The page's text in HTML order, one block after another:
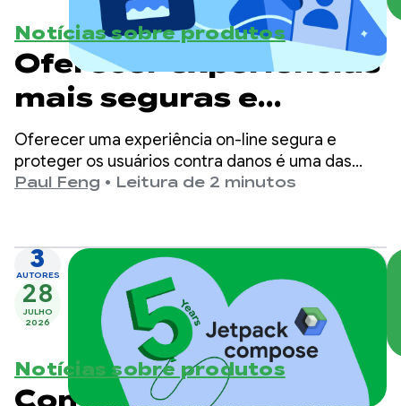
Notícias sobre produtos
Oferecer experiências
mais seguras e
adequadas à idade no
Google Play
Oferecer uma experiência on-line segura e
proteger os usuários contra danos é uma das
principais prioridades do Google Play.
Paul Feng • Leitura de 2 minutos
3
AUTORES
28
JULHO
2026
Notícias sobre produtos